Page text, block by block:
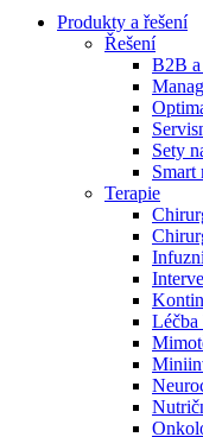
Produktový katalog​
Objevte naše
Braun s našim
Odborné
Naše
Zůstaňte v
Produkty a řešení
Řešení
B2B a
Sety
Smart
Terapie
Léčba